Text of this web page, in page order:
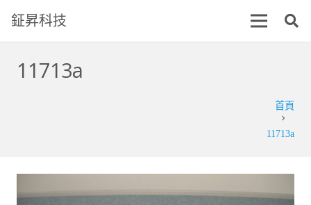
鉦昇科技
11713a
首頁
chevron_right
11713a